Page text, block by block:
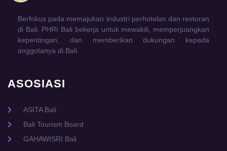
Berfokus pada memajukan industri perhotelan dan restoran
di Bali. PHRI Bali bekerja untuk mewakili, memperjuangkan
kepentingan, dan memberikan dukungan kepada
anggotanya di Bali.
ASOSIASI
ASITA Bali
Bali Tourism Board
GAHAWISRI Bali